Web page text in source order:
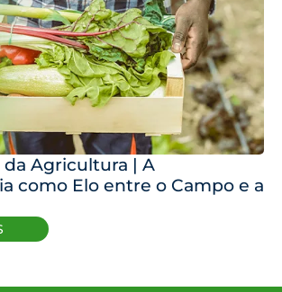
da Agricultura | A
como Elo entre o Campo e a